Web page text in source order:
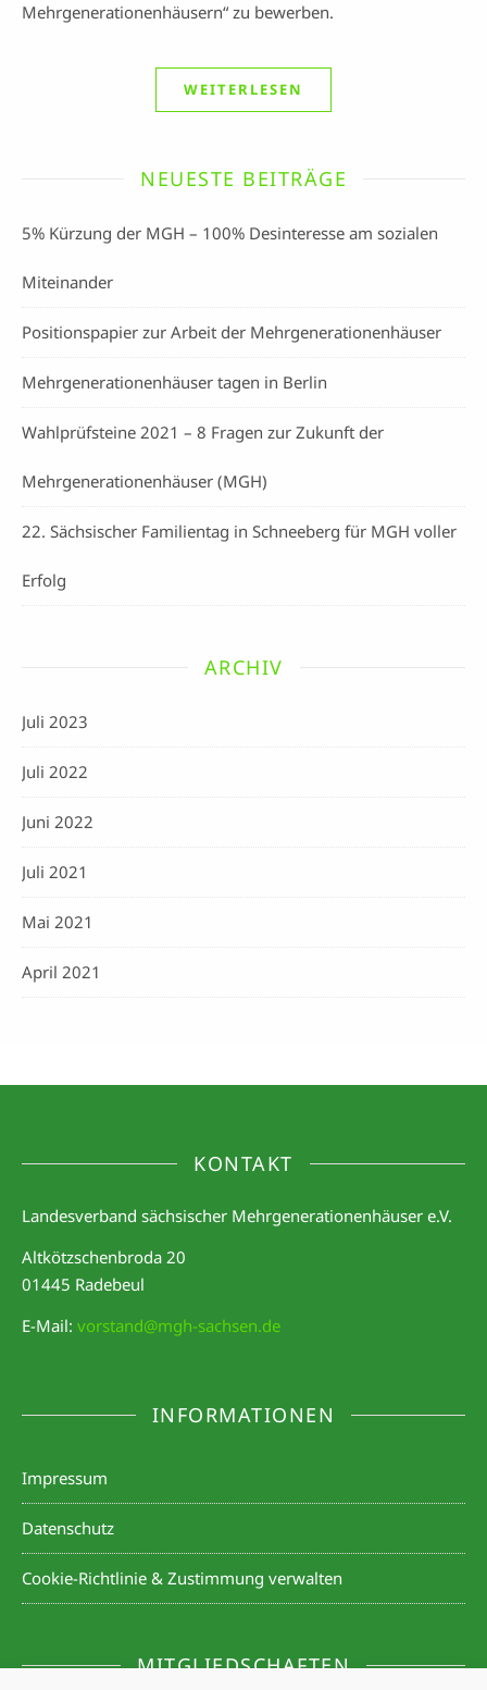
Mehrgenerationenhäusern“ zu bewerben.
WEITERLESEN
NEUESTE BEITRÄGE
5% Kürzung der MGH – 100% Desinteresse am sozialen
Miteinander
Positionspapier zur Arbeit der Mehrgenerationenhäuser
Mehrgenerationenhäuser tagen in Berlin
Wahlprüfsteine 2021 – 8 Fragen zur Zukunft der
Mehrgenerationenhäuser (MGH)
22. Sächsischer Familientag in Schneeberg für MGH voller
Erfolg
ARCHIV
Juli 2023
Juli 2022
Juni 2022
Juli 2021
Mai 2021
April 2021
KONTAKT
Landesverband sächsischer Mehrgenerationenhäuser e.V.
Altkötzschenbroda 20
01445 Radebeul
E-Mail: vorstand@mgh-sachsen.de
INFORMATIONEN
Impressum
Datenschutz
Cookie-Richtlinie & Zustimmung verwalten
MITGLIEDSCHAFTEN